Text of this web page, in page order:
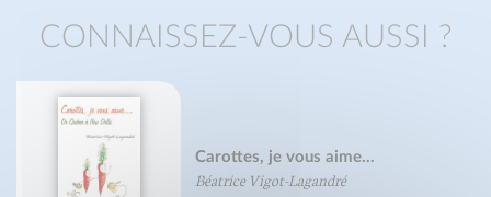
CONNAISSEZ-VOUS AUSSI ?
Carottes, je vous aime...
Béatrice Vigot-Lagandré